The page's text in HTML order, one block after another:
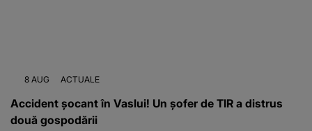
8 AUG ACTUALE
Accident șocant în Vaslui! Un șofer de TIR a distrus
două gospodării